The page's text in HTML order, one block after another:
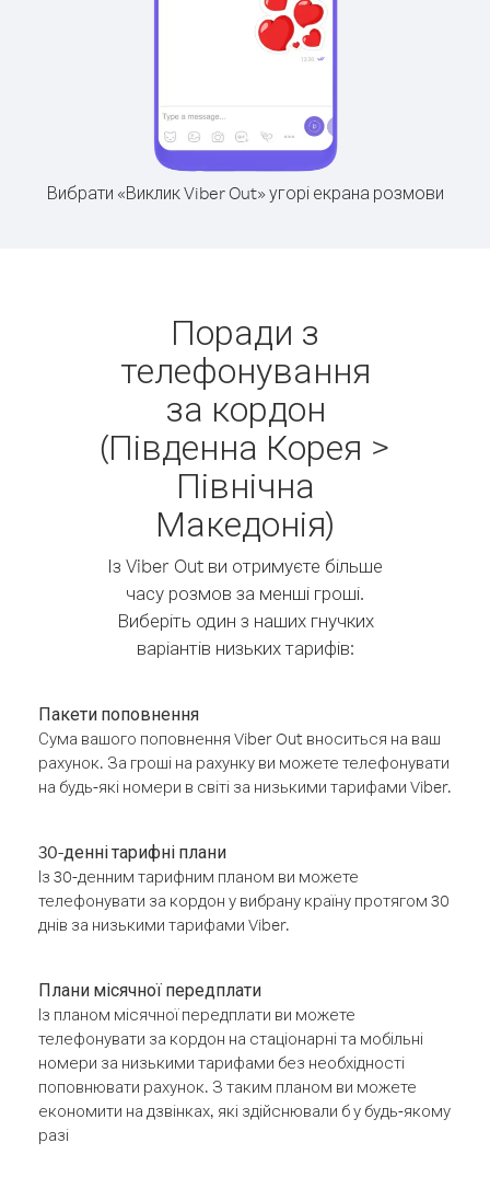
Вибрати «Виклик Viber Out» угорі екрана розмови
Поради з
телефонування
за кордон
(Південна Корея >
Північна
Македонія)
Із Viber Out ви отримуєте більше
часу розмов за менші гроші.
Виберіть один з наших гнучких
варіантів низьких тарифів:
Пакети поповнення
Сума вашого поповнення Viber Out вноситься на ваш
рахунок. За гроші на рахунку ви можете телефонувати
на будь-які номери в світі за низькими тарифами Viber.
30-денні тарифні плани
Із 30-денним тарифним планом ви можете
телефонувати за кордон у вибрану країну протягом 30
днів за низькими тарифами Viber.
Плани місячної передплати
Із планом місячної передплати ви можете
телефонувати за кордон на стаціонарні та мобільні
номери за низькими тарифами без необхідності
поповнювати рахунок. З таким планом ви можете
економити на дзвінках, які здійснювали б у будь-якому
разі